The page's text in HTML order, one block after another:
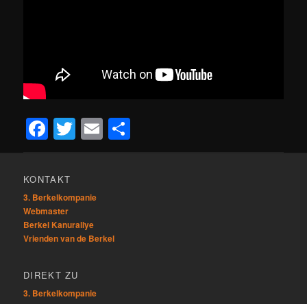
Facebook
Twitter
Email
KONTAKT
3. Berkelkompanie
Webmaster
Berkel Kanurallye
Vrienden van de Berkel
DIREKT ZU
3. Berkelkompanie